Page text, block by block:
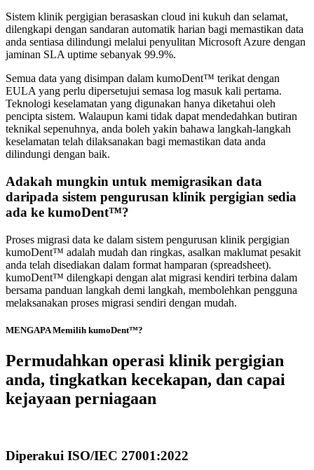
Sistem klinik pergigian berasaskan cloud ini kukuh dan selamat,
dilengkapi dengan sandaran automatik harian bagi memastikan data
anda sentiasa dilindungi melalui penyulitan Microsoft Azure dengan
jaminan SLA uptime sebanyak 99.9%.
Semua data yang disimpan dalam kumoDent™ terikat dengan
EULA yang perlu dipersetujui semasa log masuk kali pertama.
Teknologi keselamatan yang digunakan hanya diketahui oleh
pencipta sistem. Walaupun kami tidak dapat mendedahkan butiran
teknikal sepenuhnya, anda boleh yakin bahawa langkah-langkah
keselamatan telah dilaksanakan bagi memastikan data anda
dilindungi dengan baik.
Adakah mungkin untuk memigrasikan data
daripada sistem pengurusan klinik pergigian sedia
ada ke kumoDent™?
Proses migrasi data ke dalam sistem pengurusan klinik pergigian
kumoDent™ adalah mudah dan ringkas, asalkan maklumat pesakit
anda telah disediakan dalam format hamparan (spreadsheet).
kumoDent™ dilengkapi dengan alat migrasi kendiri terbina dalam
bersama panduan langkah demi langkah, membolehkan pengguna
melaksanakan proses migrasi sendiri dengan mudah.
MENGAPA Memilih kumoDent™?
Permudahkan operasi klinik pergigian
anda, tingkatkan kecekapan, dan capai
kejayaan perniagaan
Diperakui ISO/IEC 27001:2022